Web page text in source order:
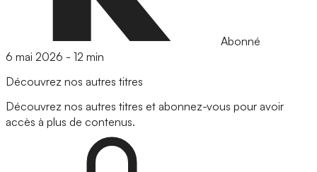
Abonné
6 mai 2026 - 12 min
Découvrez nos autres titres
Découvrez nos autres titres et abonnez-vous pour avoir
accès à plus de contenus.